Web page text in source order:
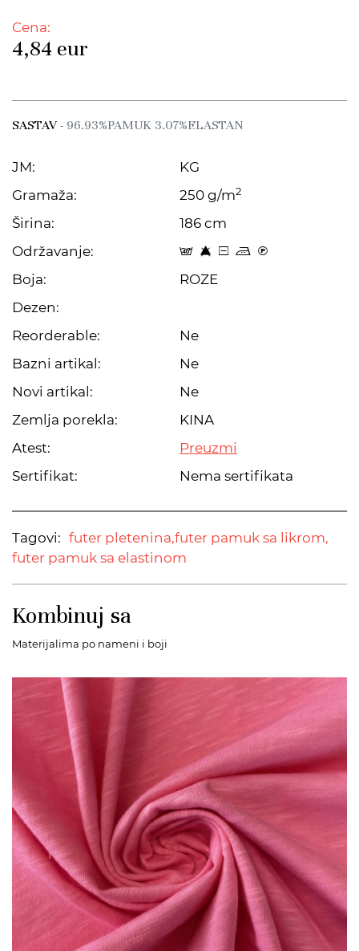
Cena:
4,84 eur
SASTAV- 96.93%PAMUK 3.07%ELASTAN
JM:
KG
Gramaža:
250 g/m2
Širina:
186 cm
Održavanje:
t 8 a p C
Boja:
ROZE
Dezen:
Reorderable:
Ne
Bazni artikal:
Ne
Novi artikal:
Ne
Zemlja porekla:
KINA
Atest:
Preuzmi
Sertifikat:
Nema sertifikata
Tagovi: futer pletenina,futer pamuk sa likrom,
futer pamuk sa elastinom
Kombinuj sa
Materijalima po nameni i boji